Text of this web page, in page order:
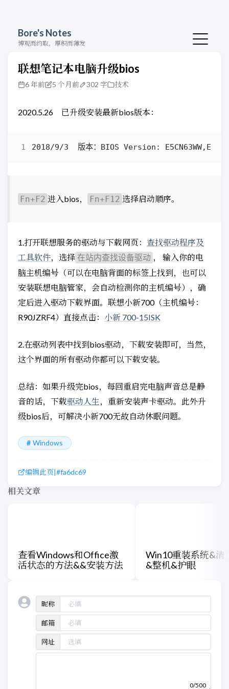
Bore's Notes
博观而约取，厚积而薄发
联想笔记本电脑升级bios
6 年前 5 个月前 302 字 技术
2020.5.26 已升级安装最新bios版本：
Fn+F2 进入bios， Fn+F12 选择启动顺序。
1.打开联想服务的驱动与下载网页： 查找驱动程序及
工具软件，选择 在站内查找设备驱动 ， 输入你的电
脑主机编号（可以在电脑背面的标签上找到，也可以
安装联想电脑管家，会自动检测你的主机编号），确
定后进入驱动下载界面。联想小新700（主机编号：
R90JZRF4）直接点击： 小新 700-15ISK
2.在驱动列表中找到bios驱动，下载安装即可，当然，
这个界面的所有驱动你都可以下载安装。
总结：如果升级完bios，每回重启完电脑声音总是静
音的话，下载驱动人生 ，重新安装声卡驱动。此外升
级bios后，可解决小新700无故自动休眠问题。
Windows
编辑此页|#fa6dc69
相关文章
查看Windows和Office激
活状态的方法&&安装方法
Win10重装系统&清
&整机&护眼
昵称
邮箱
网址
0/500